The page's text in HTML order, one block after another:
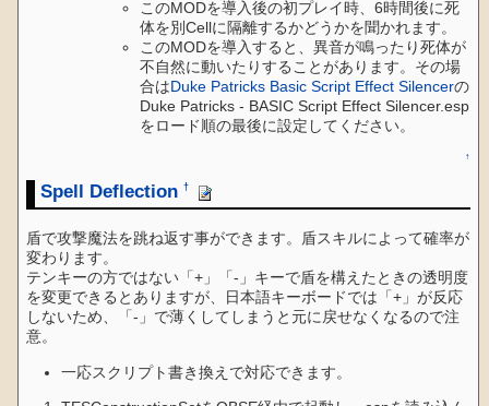
このMODを導入後の初プレイ時、6時間後に死
体を別Cellに隔離するかどうかを聞かれます。
このMODを導入すると、異音が鳴ったり死体が
不自然に動いたりすることがあります。その場
合はDuke Patricks Basic Script Effect Silencerの
Duke Patricks - BASIC Script Effect Silencer.esp
をロード順の最後に設定してください。
↑
Spell Deflection †
盾で攻撃魔法を跳ね返す事ができます。盾スキルによって確率が
変わります。
テンキーの方ではない「+」「-」キーで盾を構えたときの透明度
を変更できるとありますが、日本語キーボードでは「+」が反応
しないため、「-」で薄くしてしまうと元に戻せなくなるので注
意。
一応スクリプト書き換えで対応できます。